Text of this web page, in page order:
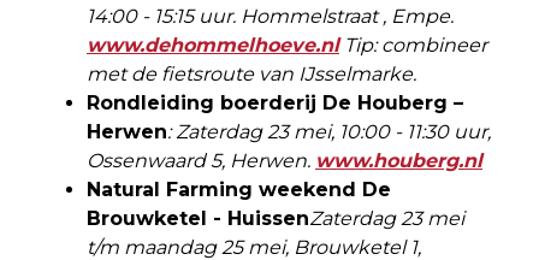
14:00 - 15:15 uur. Hommelstraat , Empe.
www.dehommelhoeve.nlTip: combineer
met de fietsroute van IJsselmarke.
Rondleiding boerderij De Houberg –
Herwen: Zaterdag 23 mei, 10:00 - 11:30 uur,
Ossenwaard 5, Herwen. www.houberg.nl
Natural Farming weekend De
Brouwketel - HuissenZaterdag 23 mei
t/m maandag 25 mei, Brouwketel 1,